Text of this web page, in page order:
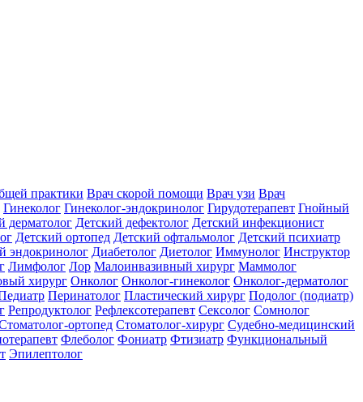
практики Врач скорой помощи Врач узи Врач
Гинеколог Гинеколог-эндокринолог Гирудотерапевт Гнойный
дерматолог Детский дефектолог Детский инфекционист
Детский ортопед Детский офтальмолог Детский психиатр
эндокринолог Диабетолог Диетолог Иммунолог Инструктор
Лимфолог Лор Малоинвазивный хирург Маммолог
хирург Онколог Онколог-гинеколог Онколог-дерматолог
Перинатолог Пластический хирург Подолог (подиатр)
Репродуктолог Рефлексотерапевт Сексолог Сомнолог
ортопед Стоматолог-хирург Судебно-медицинский
Флеболог Фониатр Фтизиатр Функциональный
Эпилептолог